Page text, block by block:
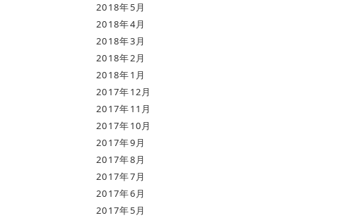
2018年5月
2018年4月
2018年3月
2018年2月
2018年1月
2017年12月
2017年11月
2017年10月
2017年9月
2017年8月
2017年7月
2017年6月
2017年5月